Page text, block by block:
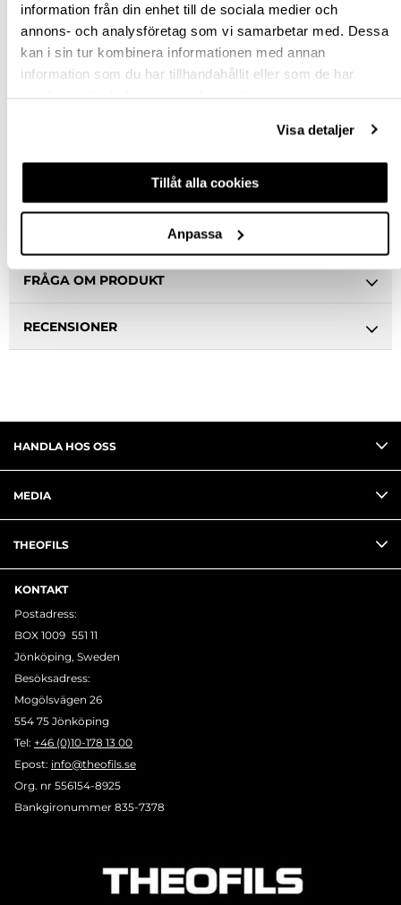
information från din enhet till de sociala medier och
annons- och analysföretag som vi samarbetar med. Dessa
kan i sin tur kombinera informationen med annan
information som du har tillhandahållit eller som de har
Visa detaljer
Tillåt alla cookies
Anpassa
st
VÄLJ VARIANT
Ledande leverantör i Sverige
FRÅGA OM PRODUKT
RECENSIONER
HANDLA HOS OSS
MEDIA
THEOFILS
KONTAKT
Postadress:
BOX 1009 551 11
Jönköping, Sweden
Besöksadress:
Mogölsvägen 26
554 75 Jönköping
Tel: +46 (0)10-178 13 00
Epost: info@theofils.se
Org. nr 556154-8925
Bankgironummer 835-7378